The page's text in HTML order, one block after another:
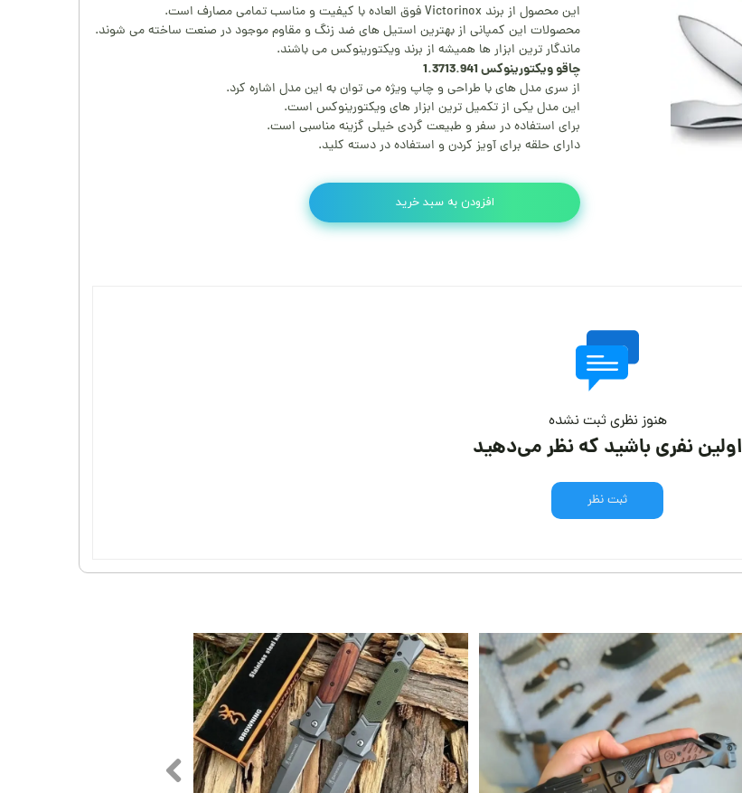
این محصول از برند Victorinox فوق العاده با کیفیت و مناسب تمامی مصارف است.
محصولات این کمپانی از بهترین استیل های ضد زنگ و مقاوم موجود در صنعت ساخته می شوند.
ماندگار ترین ابزار ها همیشه از برند ویکتورینوکس می باشند.
چاقو ویکتورینوکس 1.3713.941
از سری مدل های با طراحی و چاپ ویژه می توان به این مدل اشاره کرد.
این مدل یکی از تکمیل ترین ابزار های ویکتورینوکس است.
برای استفاده در سفر و طبیعت گردی خیلی گزینه مناسبی است.
دارای حلقه برای آویز کردن و استفاده در دسته کلید.
افزودن به سبد خرید
هنوز نظری ثبت نشده
اولین نفری باشید که نظر می‌دهید
ثبت نظر